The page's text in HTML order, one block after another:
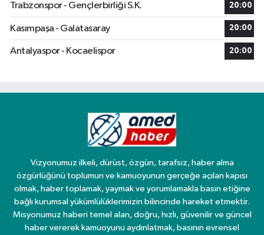
Trabzonspor - Gençlerbirliği S.K. 20:00
Kasımpaşa - Galatasaray 20:00
Antalyaspor - Kocaelispor 20:00
Vizyonumuz ilkeli, dürüst, özgün, tarafsız, haber alma
özgürlüğünü toplumun ve kamuoyunun gerçeğe açılan kapısı
olmak, haber toplamak, yaymak ve yorumlamakla basın etiğine
bağlı kurumsal yükümlülüklerimizin bilincinde hareket etmektir.
Misyonumuz haberi temel alan, doğru, hızlı, güvenilir ve güncel
haber vererek kamuoyunu aydınlatmak, basının evrensel